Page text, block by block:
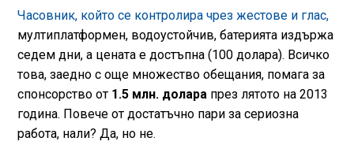
Часовник, който се контролира чрез жестове и глас,
мултиплатформен, водоустойчив, батерията издържа
седем дни, а цената е достъпна (100 долара). Всичко
това, заедно с още множество обещания, помага за
спонсорство от 1.5 млн. долара през лятото на 2013
година. Повече от достатъчно пари за сериозна
работа, нали? Да, но не.